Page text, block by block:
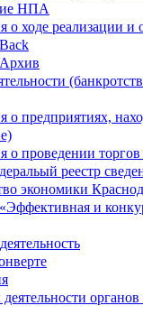
НПА
о ходе реализации
Back
Архив
предприятиях,
о проведении
реестр
экономики
и